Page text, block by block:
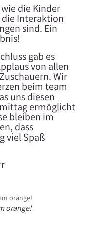
die Kinder
Interaktion
sind. Ein
gab es
von allen
Wir
beim team
uns diesen
ermöglicht
bleiben im
dass
viel Spaß
orange!